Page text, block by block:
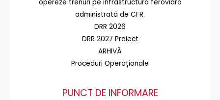
opereze trenuri pe infrastructura feroviară
administrată de CFR.
DRR 2026
DRR 2027 Proiect
ARHIVĂ
Proceduri Operaționale
PUNCT DE INFORMARE